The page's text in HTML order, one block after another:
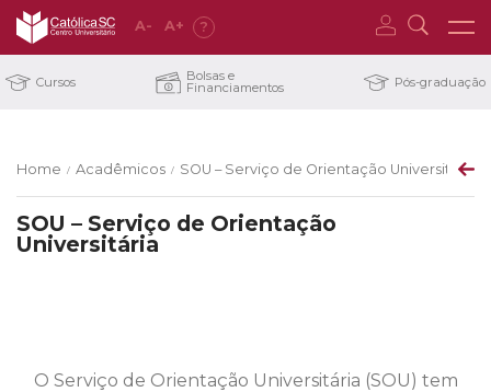
A- A+ ?
Cursos Bolsas e
Financiamentos Pós-graduação
Home / Acadêmicos / SOU – Serviço de Orientação Universitária
SOU – Serviço de Orientação
Universitária
O Serviço de Orientação Universitária (SOU) tem